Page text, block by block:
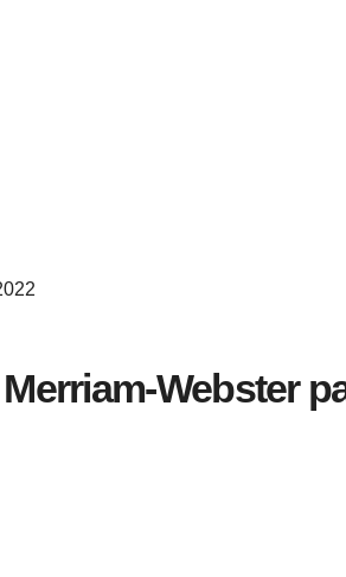
Webster